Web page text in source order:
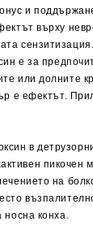
и
върху
е за
или
е ефектът.
в
на
носна конха.